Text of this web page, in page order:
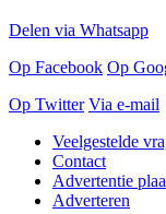
Delen via Whatsapp
Op Facebook Op
Op Twitter Via e-mail
Veelgestelde
Contact
Advertentie
Adverteren